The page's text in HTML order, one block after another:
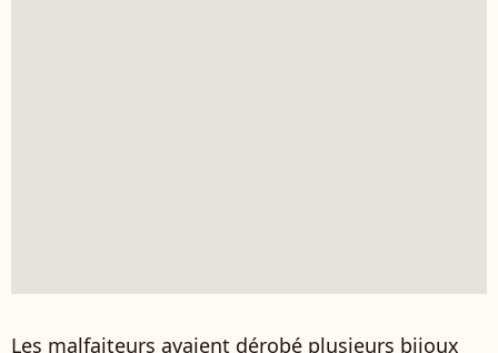
Les malfaiteurs avaient dérobé plusieurs bijoux